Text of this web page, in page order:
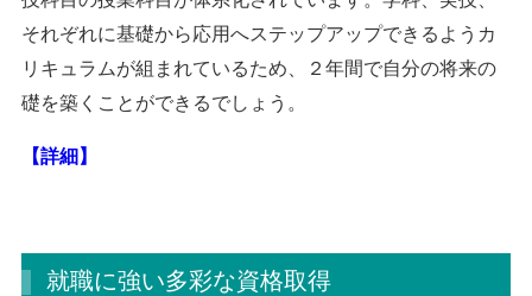
それぞれに基礎から応用へステップアップできるようカ
リキュラムが組まれているため、２年間で自分の将来の
礎を築くことができるでしょう。
【詳細】
就職に強い多彩な資格取得